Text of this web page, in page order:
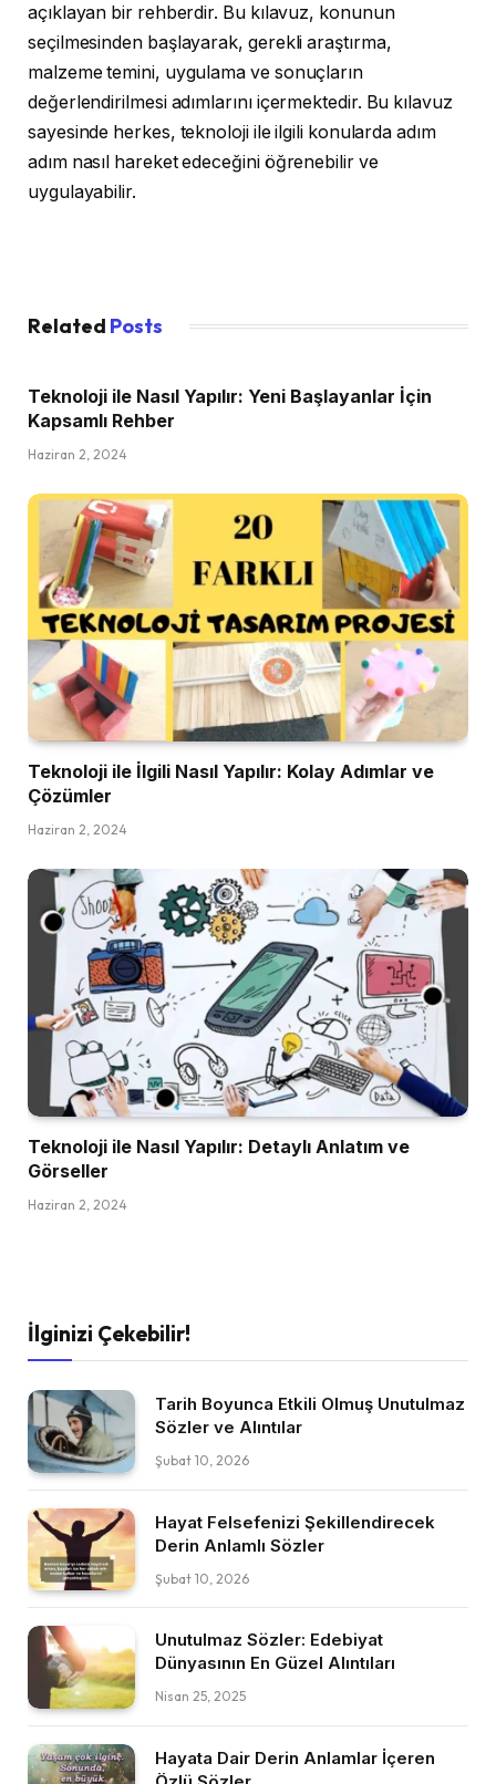
açıklayan bir rehberdir. Bu kılavuz, konunun
seçilmesinden başlayarak, gerekli araştırma,
malzeme temini, uygulama ve sonuçların
değerlendirilmesi adımlarını içermektedir. Bu kılavuz
sayesinde herkes, teknoloji ile ilgili konularda adım
adım nasıl hareket edeceğini öğrenebilir ve
uygulayabilir.
Related Posts
Teknoloji ile Nasıl Yapılır: Yeni Başlayanlar İçin
Kapsamlı Rehber
Haziran 2, 2024
Teknoloji ile İlgili Nasıl Yapılır: Kolay Adımlar ve
Çözümler
Haziran 2, 2024
Teknoloji ile Nasıl Yapılır: Detaylı Anlatım ve
Görseller
Haziran 2, 2024
İlginizi Çekebilir!
Tarih Boyunca Etkili Olmuş Unutulmaz
Sözler ve Alıntılar
Şubat 10, 2026
Hayat Felsefenizi Şekillendirecek
Derin Anlamlı Sözler
Şubat 10, 2026
Unutulmaz Sözler: Edebiyat
Dünyasının En Güzel Alıntıları
Nisan 25, 2025
Hayata Dair Derin Anlamlar İçeren